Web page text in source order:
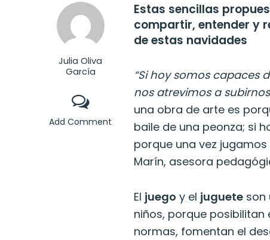
Julia Oliva
García
Add Comment
Estas sencillas
compartir, entender y
de estas navidades
“Si hoy somos capaces
nos atrevimos a
una obra de arte es
baile de una peonza; si
porque una vez
Marín, asesora
El juego y el juguete son
niños, porque
normas, fomentan el